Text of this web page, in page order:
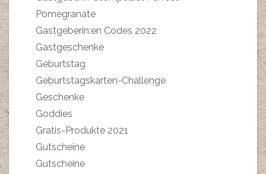
Pomegranate
Gastgeberin:en Codes 2022
Gastgeschenke
Geburtstag
Geburtstagskarten-Challenge
Geschenke
Goddies
Gratis-Produkte 2021
Gutscheine
Gutscheine